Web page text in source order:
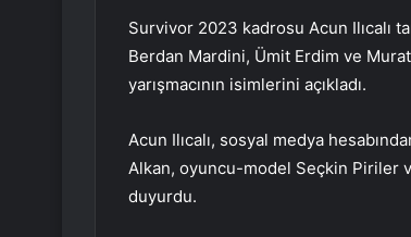
Survivor 2023 kadrosu Acun Ilıcalı
Berdan Mardini, Ümit Erdim ve Murat
yarışmacının isimlerini açıkladı.
Acun Ilıcalı, sosyal medya
Alkan, oyuncu-model Seçkin Piriler
duyurdu.